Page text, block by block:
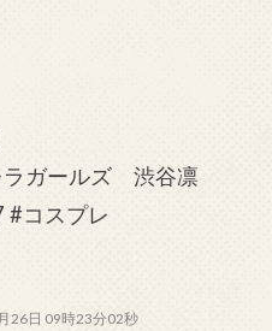
ラガールズ 渋谷凛
#コスプレ
26日 09時23分02秒